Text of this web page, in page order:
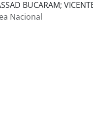
BUCARAM;
Nacional